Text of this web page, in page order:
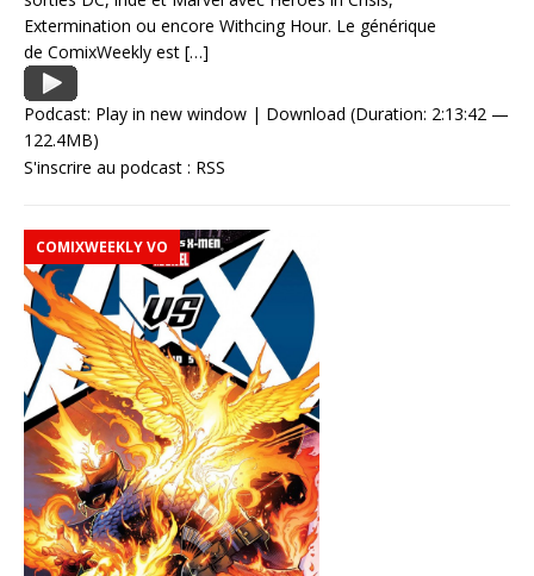
Extermination ou encore Withcing Hour. Le générique
de ComixWeekly est […]
Podcast: Play in new window | Download (Duration: 2:13:42 —
122.4MB)
S'inscrire au podcast : RSS
COMIXWEEKLY VO